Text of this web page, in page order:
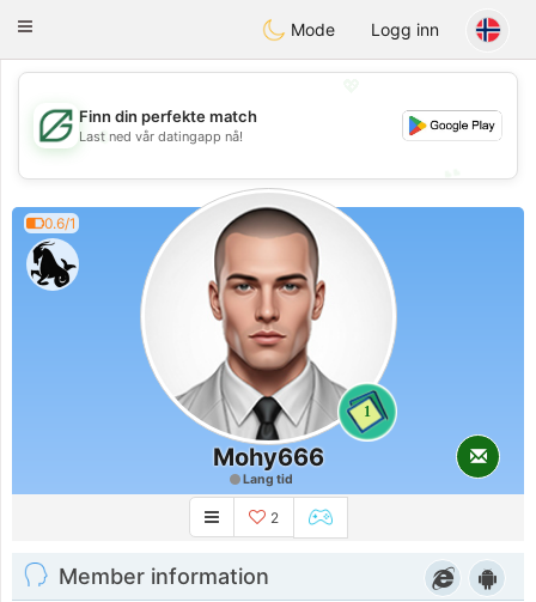
GulfDating
Toggle
Mode Logg inn
💖
💕
Finn din perfekte match
Last ned vår datingapp nå!
0.6/1
1
Mohy666
Lang tid
2
Member information